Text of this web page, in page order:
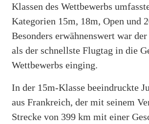
Klassen des Wettbewerbs
Kategorien 15m, 18m, Open und
Besonders erwähnenswert war
als der schnellste Flugtag in die
Wettbewerbs einging.
In der 15m-Klasse beeindruckte
aus Frankreich, der mit seinem
Strecke von 399 km mit einer